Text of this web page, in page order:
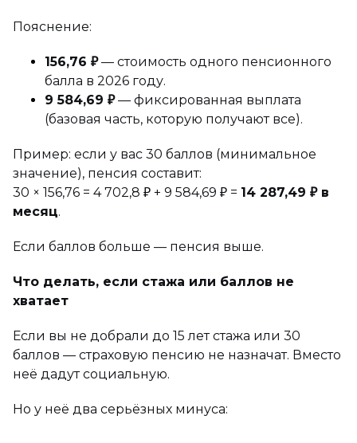
Пояснение:
156,76 ₽— стоимость одного пенсионного
балла в 2026 году.
9 584,69 ₽— фиксированная выплата
(базовая часть, которую получают все).
Пример: если у вас 30 баллов (минимальное
значение), пенсия составит:
30 × 156,76 = 4 702,8 ₽ + 9 584,69 ₽ = 14 287,49 ₽ в
месяц.
Если баллов больше — пенсия выше.
Что делать, если стажа или баллов не
хватает
Если вы не добрали до 15 лет стажа или 30
баллов — страховую пенсию не назначат. Вместо
неё дадут социальную.
Но у неё два серьёзных минуса: